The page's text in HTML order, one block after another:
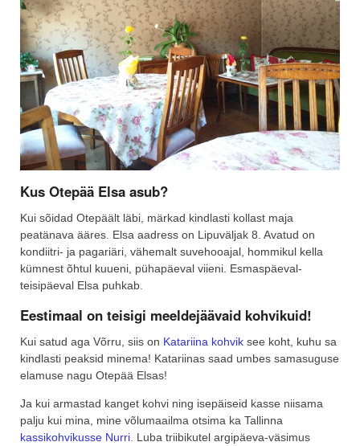
Kus Otepää Elsa asub?
Kui sõidad Otepäält läbi, märkad kindlasti kollast maja
peatänava ääres. Elsa aadress on Lipuväljak 8. Avatud on
kondiitri- ja pagariäri, vähemalt suvehooajal, hommikul kella
kümnest õhtul kuueni, pühapäeval viieni. Esmaspäeval-
teisipäeval Elsa puhkab.
Eestimaal on teisigi meeldejäävaid kohvikuid!
Kui satud aga Võrru, siis on Katariina kohvik see koht, kuhu sa
kindlasti peaksid minema! Katariinas saad umbes samasuguse
elamuse nagu Otepää Elsas!
Ja kui armastad kanget kohvi ning isepäiseid kasse niisama
palju kui mina, mine võlumaailma otsima ka Tallinna
kassikohvikusse Nurri . Luba triibikutel argipäeva-väsimus